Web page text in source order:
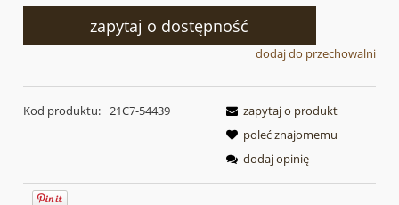
zapytaj o dostępność
dodaj do przechowalni
Kod produktu: 21C7-54439
zapytaj o produkt
poleć znajomemu
dodaj opinię